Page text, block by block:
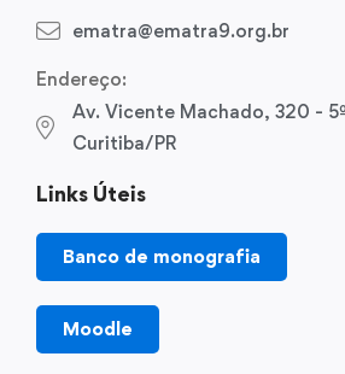
ematra@ematra9.org.br
Endereço:
Av. Vicente Machado, 320 -
Curitiba/PR
Links Úteis
Banco de monografia
Moodle